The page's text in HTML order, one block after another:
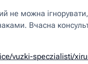
не можна
Вчасна
vuzki-speczialisti/